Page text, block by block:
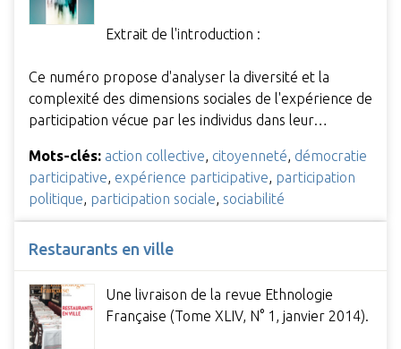
Extrait de l'introduction :
Ce numéro propose d'analyser la diversité et la
complexité des dimensions sociales de l'expérience de
participation vécue par les individus dans leur…
Mots-clés: action collective citoyenneté démocratie
participative expérience participative participation
politique participation sociale sociabilité
Restaurants en ville
Une livraison de la revue Ethnologie
Française (Tome XLIV, N° 1, janvier 2014).